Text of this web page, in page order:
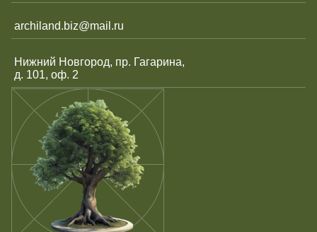
archiland.biz@mail.ru
Нижний Новгород, пр. Гагарина,
д. 101, оф. 2